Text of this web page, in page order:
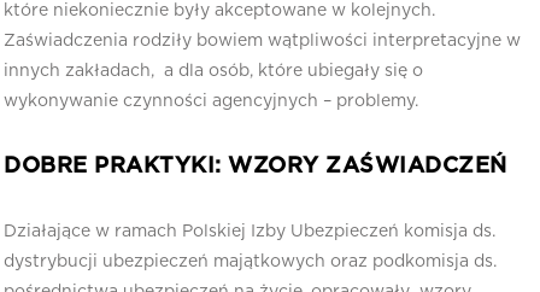
które niekoniecznie były akceptowane w kolejnych.
Zaświadczenia rodziły bowiem wątpliwości interpretacyjne w
innych zakładach, a dla osób, które ubiegały się o
wykonywanie czynności agencyjnych – problemy.
DOBRE PRAKTYKI: WZORY ZAŚWIADCZEŃ
Działające w ramach Polskiej Izby Ubezpieczeń komisja ds.
dystrybucji ubezpieczeń majątkowych oraz podkomisja ds.